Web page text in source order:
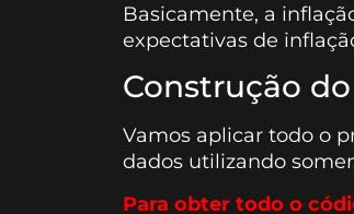
Basicamente, a
expectativas de
Construção
Vamos aplicar todo o
dados utilizando
Para obter todo o